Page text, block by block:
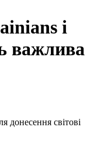
і
важлива
донесення світові